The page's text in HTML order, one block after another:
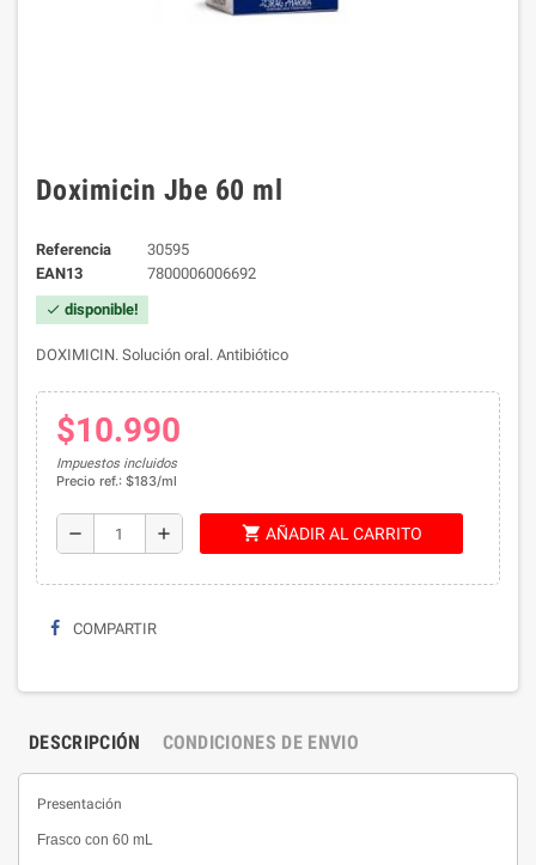
Doximicin Jbe 60 ml
Referencia
30595
EAN13
7800006006692
check disponible!
DOXIMICIN. Solución oral. Antibiótico
$10.990
Impuestos incluidos
Precio ref.: $183/ml
remove add shopping_cart AÑADIR AL CARRITO
COMPARTIR
DESCRIPCIÓN CONDICIONES DE ENVIO
Presentación
Frasco con 60 mL